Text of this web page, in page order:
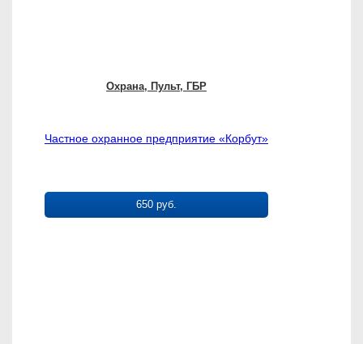
Охрана, Пульт, ГБР
Частное охранное предприятие «Корбут»
650 руб.